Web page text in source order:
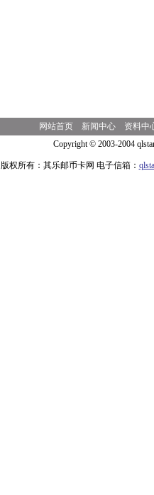
网站首页 新闻中心
资料中
Copyright © 2003-2004
版权所有：其乐邮币卡网 电子信箱：